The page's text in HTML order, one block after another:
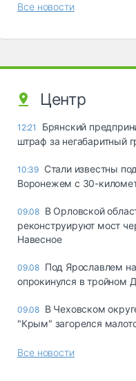
Все новости
Центр
12:21
Брянский
штраф за негабаритный
10:39 Стали известны
Воронежем с 30-
09.08 В Орловской
реконструируют мост
Навесное
09.08 Под Ярославлем
опрокинулся в тройном
09.08 В Чеховском
"Крым" загорелся
Все новости